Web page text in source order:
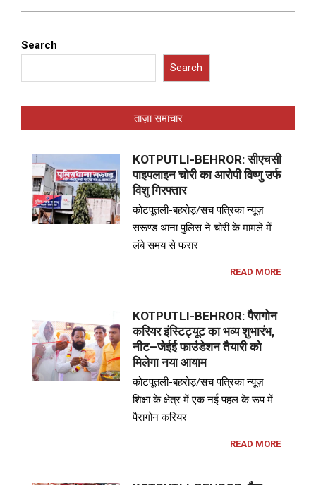
Search
Search
ताज़ा समाचार
KOTPUTLI-BEHROR: सीएचसी
पाइपलाइन चोरी का आरोपी विष्णु उर्फ
विशु गिरफ्तार
कोटपूतली-बहरोड़/सच पत्रिका न्यूज़
सरूण्ड थाना पुलिस ने चोरी के मामले में
लंबे समय से फरार
READ MORE
KOTPUTLI-BEHROR: पैरागोन
करियर इंस्टिट्यूट का भव्य शुभारंभ,
नीट–जेईई फाउंडेशन तैयारी को
मिलेगा नया आयाम
कोटपूतली-बहरोड़/सच पत्रिका न्यूज़
शिक्षा के क्षेत्र में एक नई पहल के रूप में
पैरागोन करियर
READ MORE